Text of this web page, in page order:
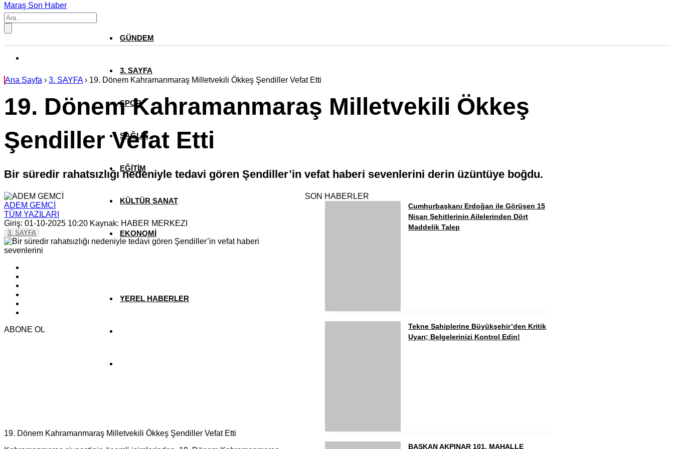
Maraş Son Haber
GÜNDEM
3. SAYFA
SPOR
SAĞLIK
EĞİTİM
KÜLTÜR SANAT
EKONOMİ
YEREL HABERLER
Ana Sayfa › 3. SAYFA› 19. Dönem Kahramanmaraş Milletvekili Ökkeş Şendiller Vefat Etti
19. Dönem Kahramanmaraş Milletvekili Ökkeş
Şendiller Vefat Etti
Bir süredir rahatsızlığı nedeniyle tedavi gören Şendiller’in vefat haberi sevenlerini derin üzüntüye boğdu.
ADEM GEMCİ
TÜM YAZILARI
Giriş: 01-10-2025 10:20 Kaynak: HABER MERKEZI
3. SAYFA
ABONE OL
19. Dönem Kahramanmaraş Milletvekili Ökkeş Şendiller Vefat Etti
SON HABERLER
Cumhurbaşkanı Erdoğan ile Görüşen 15
Nisan Şehitlerinin Ailelerinden Dört
Maddelik Talep
Tekne Sahiplerine Büyükşehir’den Kritik
Uyarı; Belgelerinizi Kontrol Edin!
BAŞKAN AKPINAR 101. MAHALLE